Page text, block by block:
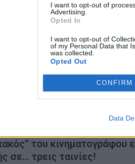
I want to opt-out of
Advertising.
Opted In
I want to opt-out of
of my Personal Data that
was collected.
Opted Out
CONFIRM
Data
του κινηματογράφου
σε… τρεις ταινίες!